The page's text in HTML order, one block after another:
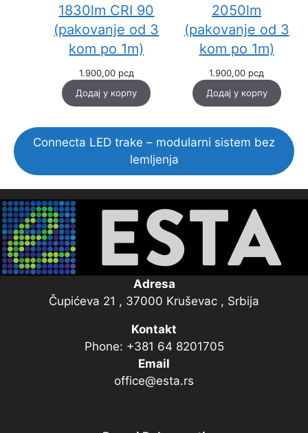
1830lm CRI 90
(pakovanje od 3
kom po 1m)
1.900,00 рсд
Додај у корпу
2050lm
(pakovanje od 3
kom po 1m)
1.900,00 рсд
Додај у корпу
Connecta LED trake – modularni sistem bez
lemljenja
Adresa
Čupićeva 21 , 37000 Kruševac , Srbija
Kontakt
Phone: +381 64 8201705
Email
office@esta.rs